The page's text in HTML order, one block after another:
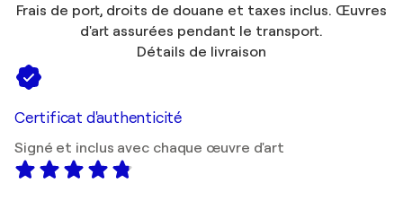
Frais de port, droits de douane et taxes inclus. Œuvres
d'art assurées pendant le transport.
Détails de livraison
Certificat d'authenticité
Signé et inclus avec chaque œuvre d'art